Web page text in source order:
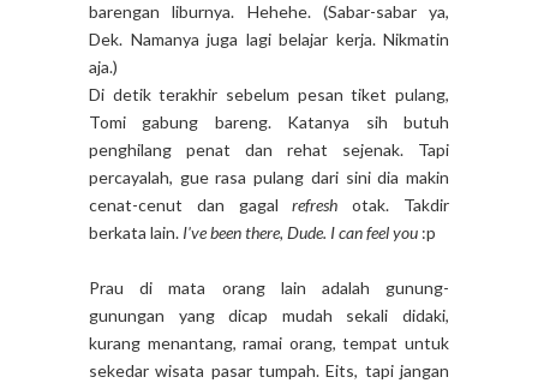
barengan liburnya. Hehehe. (Sabar-sabar ya,
Dek. Namanya juga lagi belajar kerja. Nikmatin
aja.)
Di detik terakhir sebelum pesan tiket pulang,
Tomi gabung bareng. Katanya sih butuh
penghilang penat dan rehat sejenak. Tapi
percayalah, gue rasa pulang dari sini dia makin
cenat-cenut dan gagalrefresh otak. Takdir
berkata lain. I've been there, Dude. I can feel you :p
Prau di mata orang lain adalah gunung-
gunungan yang dicap mudah sekali didaki,
kurang menantang, ramai orang, tempat untuk
sekedar wisata pasar tumpah. Eits, tapi jangan